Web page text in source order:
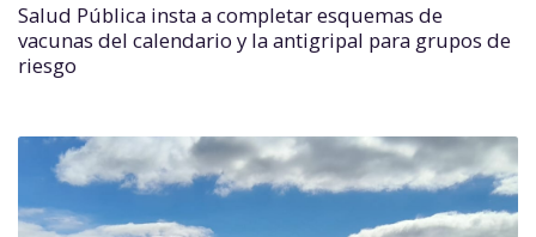
Salud Pública insta a completar esquemas de
vacunas del calendario y la antigripal para grupos de
riesgo